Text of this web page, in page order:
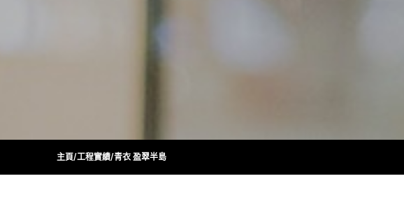
主頁/工程實績/青衣 盈翠半島